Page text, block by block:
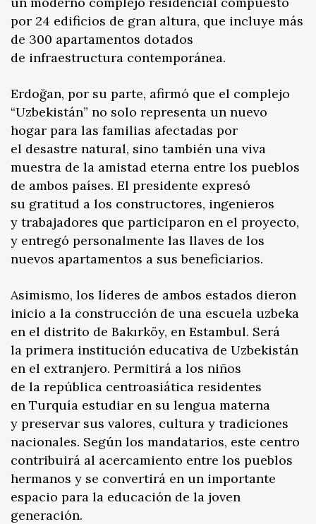
por 24 edificios de gran altura, que incluye más
de 300 apartamentos dotados
de infraestructura contemporánea.
Erdoğan, por su parte, afirmó que el complejo
“Uzbekistán” no solo representa un nuevo
hogar para las familias afectadas por
el desastre natural, sino también una viva
muestra de la amistad eterna entre los pueblos
de ambos países. El presidente expresó
su gratitud a los constructores, ingenieros
y trabajadores que participaron en el proyecto,
y entregó personalmente las llaves de los
nuevos apartamentos a sus beneficiarios.
Asimismo, los líderes de ambos estados dieron
inicio a la construcción de una escuela uzbeka
en el distrito de Bakırköy, en Estambul. Será
la primera institución educativa de Uzbekistán
en el extranjero. Permitirá a los niños
de la república centroasiática residentes
en Turquía estudiar en su lengua materna
y preservar sus valores, cultura y tradiciones
nacionales. Según los mandatarios, este centro
contribuirá al acercamiento entre los pueblos
hermanos y se convertirá en un importante
espacio para la educación de la joven
generación.